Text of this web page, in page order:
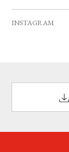
e
INSTAGRAM